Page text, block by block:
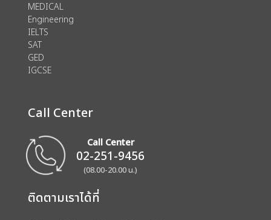
MEDICAL
Engineering
IELTS
SAT
GED
IGCSE
Call Center
Call Center
02-251-9456
(08.00-20.00 น.)
ติดตามเราได้ที่